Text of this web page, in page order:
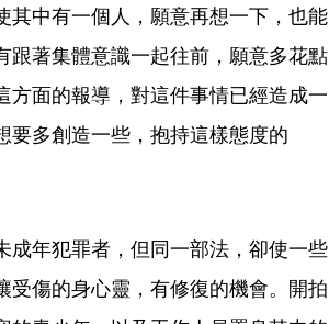
其中有一個人，願意再想一下，也能
著集體意識一起往前，願意多花點
面的報導，對這件事情已經造成一
要多創造一些，抱持這樣態度的
年犯罪者，但同一部法，卻使一些
傷的身心靈，有修復的機會。開拍